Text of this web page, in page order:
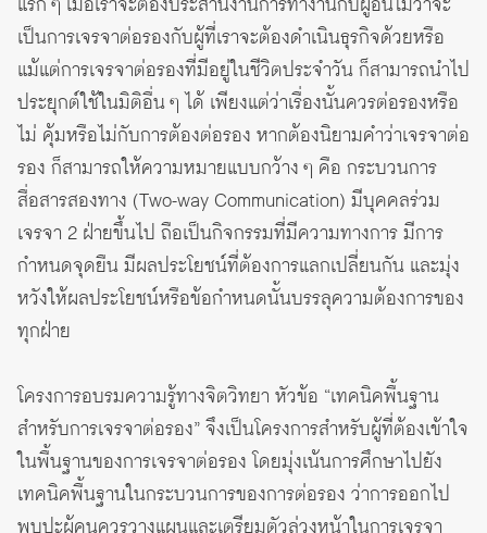
เป็นการเจรจาต่อรองกับผู้ที่เราจะต้องดำเนินธุรกิจด้วยหรือ
แม้แต่การเจรจาต่อรองที่มีอยู่ในชีวิตประจำวัน ก็สามารถนำไป
ประยุกต์ใช้ในมิติอื่น ๆ ได้ เพียงแต่ว่าเรื่องนั้นควรต่อรองหรือ
ไม่ คุ้มหรือไม่กับการต้องต่อรอง หากต้องนิยามคำว่าเจรจาต่อ
รอง ก็สามารถให้ความหมายแบบกว้าง ๆ คือ กระบวนการ
สื่อสารสองทาง (Two-way Communication) มีบุคคลร่วม
เจรจา 2 ฝ่ายขึ้นไป ถือเป็นกิจกรรมที่มีความทางการ มีการ
กำหนดจุดยืน มีผลประโยชน์ที่ต้องการแลกเปลี่ยนกัน และมุ่ง
หวังให้ผลประโยชน์หรือข้อกำหนดนั้นบรรลุความต้องการของ
ทุกฝ่าย
โครงการอบรมความรู้ทางจิตวิทยา หัวข้อ “เทคนิคพื้นฐาน
สำหรับการเจรจาต่อรอง” จึงเป็นโครงการสำหรับผู้ที่ต้องเข้าใจ
ในพื้นฐานของการเจรจาต่อรอง โดยมุ่งเน้นการศึกษาไปยัง
เทคนิคพื้นฐานในกระบวนการของการต่อรอง ว่าการออกไป